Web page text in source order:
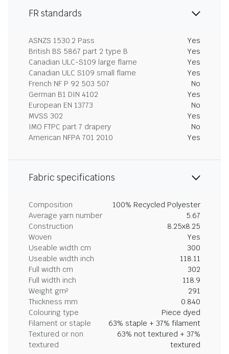
FR standards
ASNZS 1530.2 Pass
Yes
British BS 5867 part 2 type B
Yes
Canadian ULC-S109 large flame
Yes
Canadian ULC S109 small flame
Yes
French NF P 92 503 507
No
German B1 DIN 4102
Yes
European EN 13773
No
MVSS 302
Yes
IMO FTPC part 7 drapery
No
American NFPA 701 2010
Yes
Fabric specifications
Composition
100% Recycled Polyester
Average yarn number
5.67
Construction
8.25x8.25
Woven
Yes
Useable width cm
300
Useable width inch
118.11
Full width cm
302
Full width inch
118.9
Weight gm²
291
Thickness mm
0.840
Colouring type
Piece dyed
Filament or staple
63% staple + 37% filament
Textured or non
textured
63% not textured + 37%
textured